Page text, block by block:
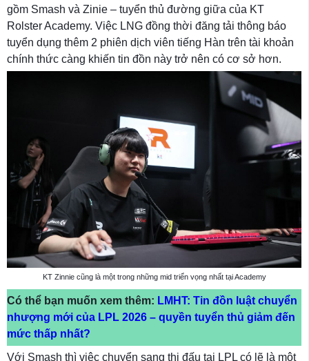
gồm Smash và Zinie – tuyển thủ đường giữa của KT
Rolster Academy. Việc LNG đồng thời đăng tải thông báo
tuyển dụng thêm 2 phiên dịch viên tiếng Hàn trên tài khoản
chính thức càng khiến tin đồn này trở nên có cơ sở hơn.
KT Zinnie cũng là một trong những mid triển vọng nhất tại Academy
Có thể bạn muốn xem thêm: LMHT: Tin đồn luật chuyển
nhượng mới của LPL 2026 – quyền tuyển thủ giảm đến
mức thấp nhất?
Với Smash thì việc chuyển sang thi đấu tại LPL có lẽ là một